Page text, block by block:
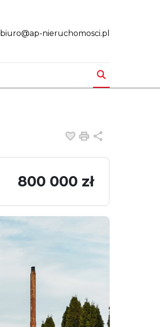
biuro@ap-nieruchomosci.pl
Dodaj do
Drukuj
800 000 zł